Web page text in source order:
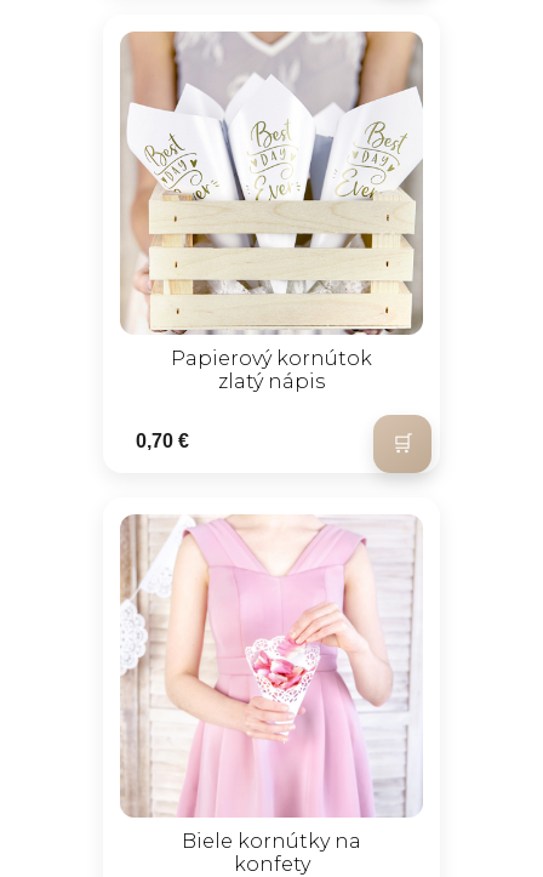
Papierový kornútok
zlatý nápis
0,70 €
Biele kornútky na
konfety